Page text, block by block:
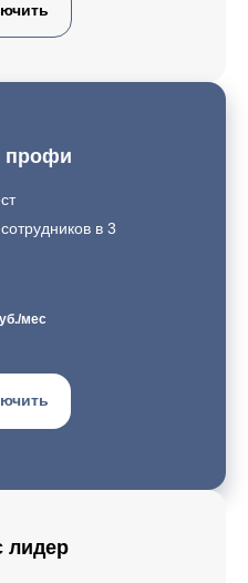
профи
в 3
мес
лидер